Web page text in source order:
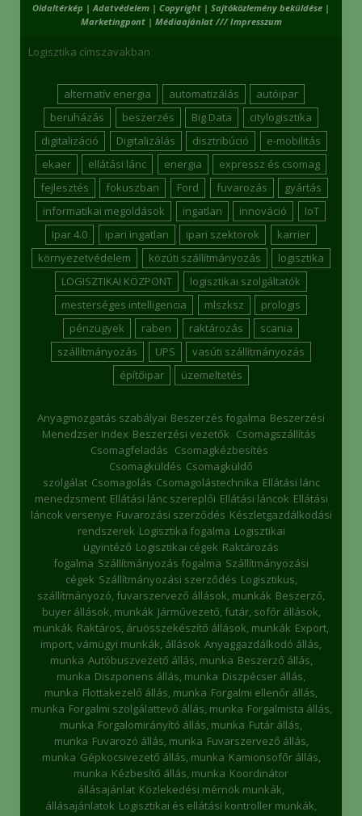
Oldaltérkép | Adatvédelem | Copyright | Sajtóközlemény beküldése |
Marketingpont| Médiaajánlat /// Impresszum
Logisztika címszavakban
alternatív energia automatizálás
autóipar
beruházás
beszerzés Big Data
citylogisztika
digitalizáció
Digitalizálás disztribúció
e-mobilitás
ekaer
ellátási lánc energia
expressz és csomag
fejlesztés
fokuszban Ford fuvarozás
gyártás
informatikai megoldások
ingatlan innováció
IoT
Ipar 4.0
ipari ingatlan ipari szektorok
karrier
környezetvédelem
közúti szállítmányozás
logisztika
LOGISZTIKAI KÖZPONT
logisztikai szolgáltatók
mesterséges intelligencia
mlszksz
prologis
pénzügyek
raben raktározás
scania
szállítmányozás
UPS
vasúti szállítmányozás
építőipar
üzemeltetés
Anyagmozgatás szabályai Beszerzés fogalma Beszerzési
Menedzser Index Beszerzési vezetők Csomagszállítás
Csomagfeladás Csomagkézbesítés
Csomagküldés Csomagküldő
szolgálat Csomagolás Csomagolástechnika Ellátási lánc
menedzsment Ellátási lánc szereplői Ellátási láncok Ellátási
láncok versenye Fuvarozási szerződés Készletgazdálkodási
rendszerek Logisztika fogalma Logisztikai
ügyintéző Logisztikai cégek Raktározás
fogalma Szállítmányozás fogalma Szállítmányozási
cégek Szállítmányozási szerződés Logisztikus,
szállítmányozó, fuvarszervező állások, munkák Beszerző,
buyer állások, munkák Járművezető, futár, sofőr állások,
munkák Raktáros, áruösszekészítő állások, munkák Export,
import, vámügyi munkák, állások Anyaggazdálkodó állás,
munka Autóbuszvezető állás, munka Beszerző állás,
munka Diszponens állás, munka Diszpécser állás,
munka Flottakezelő állás, munka Forgalmi ellenőr állás,
munka Forgalmi szolgálattevő állás, munka Forgalmista állás,
munka Forgalomirányító állás, munka Futár állás,
munka Fuvarozó állás, munka Fuvarszervező állás,
munka Gépkocsivezető állás, munka Kamionsofőr állás,
munka Kézbesítő állás, munka Koordinátor
állásajánlat Közlekedési mérnök munkák,
állásajánlatok Logisztikai és ellátási kontroller munkák,